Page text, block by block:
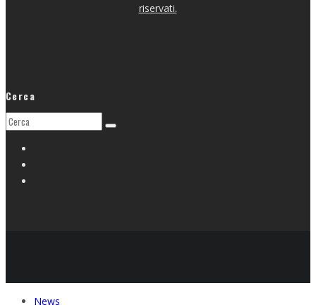
riservati.
Cerca
News